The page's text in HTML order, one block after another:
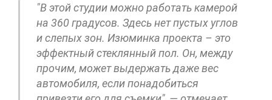
"В этой студии можно работать камерой
на 360 градусов. Здесь нет пустых углов
и слепых зон. Изюминка проекта – это
эффектный стеклянный пол. Он, между
прочим, может выдержать даже вес
автомобиля, если понадобиться